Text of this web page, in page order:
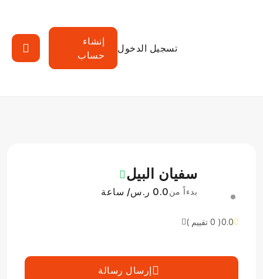
تسجيل الدخول
إنشاء
حساب
سفيان البيل
بدءاً من0.0 ر.س/ ساعة
0.0( 0 تقييم )
إرسال رسالة